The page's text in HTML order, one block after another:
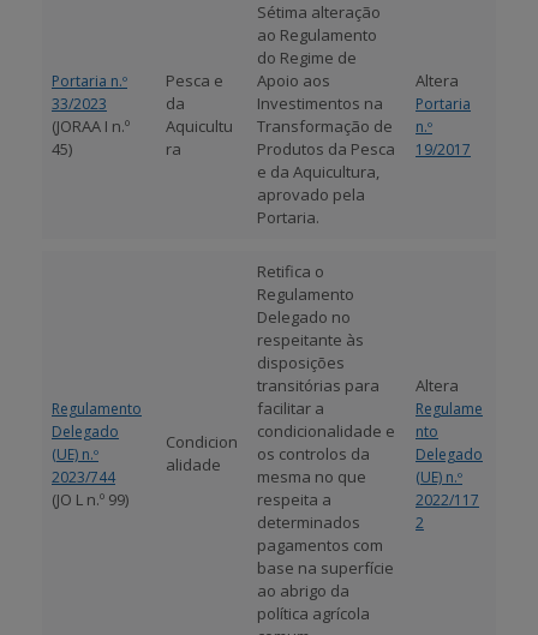
Portaria n.º
33/2023
(JORAA I n.º
45)
Pesca e
da
Aquicultu
ra
Sétima alteração
ao Regulamento
do Regime de
Apoio aos
Investimentos na
Transformação de
Produtos da Pesca
e da Aquicultura,
aprovado pela
Portaria.
Altera
Portaria
n.º
19/2017
Regulamento
Delegado
(UE) n.º
2023/744
(JO L n.º 99)
Condicion
alidade
Retifica o
Regulamento
Delegado no
respeitante às
disposições
transitórias para
facilitar a
condicionalidade e
os controlos da
mesma no que
respeita a
determinados
pagamentos com
base na superfície
ao abrigo da
política agrícola
Altera
Regulame
nto
Delegado
(UE) n.º
2022/117
2